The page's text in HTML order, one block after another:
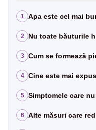
1 Apa este cel mai
2 Nu toate băuturile
3 Cum se formează
4 Cine este mai expus
5 Simptomele care
6 Alte măsuri care